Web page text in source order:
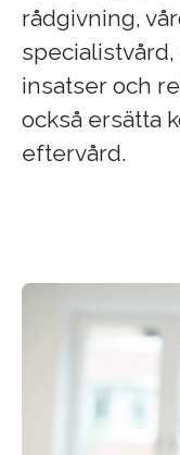
rådgivning,
insatser och
också ersätta
eftervård.